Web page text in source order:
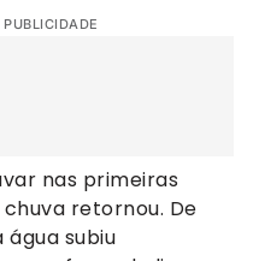
nas primeiras
retornou. De
subiu